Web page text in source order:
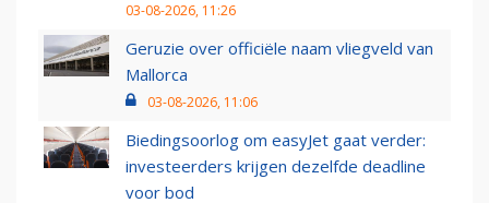
03-08-2026, 11:26
Geruzie over officiële naam vliegveld van
Mallorca
03-08-2026, 11:06
Biedingsoorlog om easyJet gaat verder:
investeerders krijgen dezelfde deadline
voor bod